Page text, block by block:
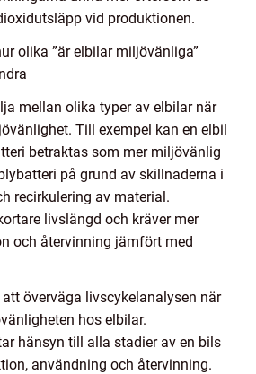
vid produktionen.
olika ”är elbilar miljövänliga”
mellan olika typer av elbilar när
Till exempel kan en elbil
betraktas som mer miljövänlig
på grund av skillnaderna i
recirkulering av material.
livslängd och kräver mer
och återvinning jämfört med
överväga livscykelanalysen när
hos elbilar.
hänsyn till alla stadier av en bils
användning och återvinning.